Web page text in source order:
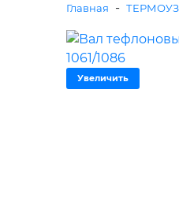
Главная -
Увеличить